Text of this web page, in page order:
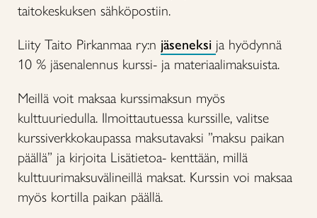
taitokeskuksen sähköpostiin.
Liity Taito Pirkanmaa ry:n jäseneksi ja hyödynnä
10 % jäsenalennus kurssi- ja materiaalimaksuista.
Meillä voit maksaa kurssimaksun myös
kulttuuriedulla. Ilmoittautuessa kurssille, valitse
kurssiverkkokaupassa maksutavaksi ”maksu paikan
päällä” ja kirjoita Lisätietoa- kenttään, millä
kulttuurimaksuvälineillä maksat. Kurssin voi maksaa
myös kortilla paikan päällä.